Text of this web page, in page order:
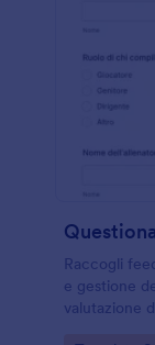
Raccogli
e gestione
valutazione